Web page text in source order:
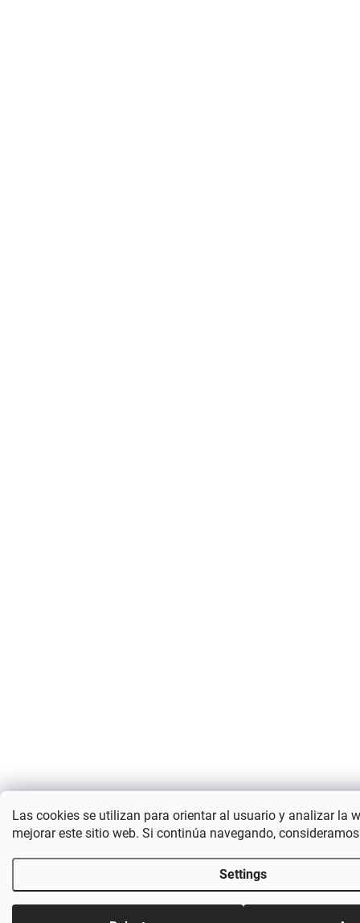
Las cookies se utilizan para orientar al usuario y analizar la
mejorar este sitio web. Si continúa navegando,
Settings